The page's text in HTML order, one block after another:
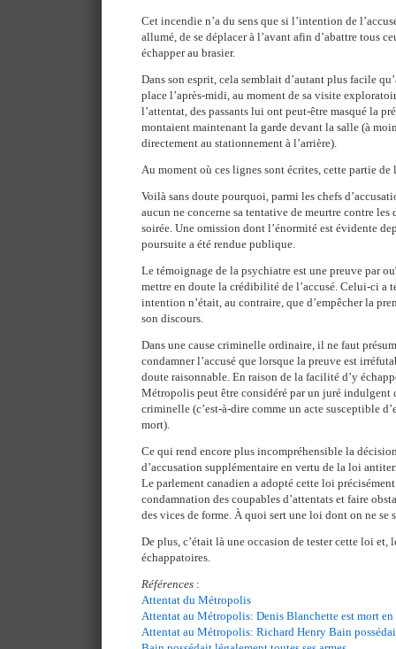
Cet incendie n’a du sens que si l’intention de
allumé, de se déplacer à l’avant afin d’abattre tous
échapper au brasier.
Dans son esprit, cela semblait d’autant plus facile
place l’après-midi, au moment de sa visite
l’attentat, des passants lui ont peut-être masqué la
montaient maintenant la garde devant la salle (à
directement au stationnement à l’arrière).
Au moment où ces lignes sont écrites, cette partie de
Voilà sans doute pourquoi, parmi les chefs
aucun ne concerne sa tentative de meurtre contre
soirée. Une omission dont l’énormité est évidente
poursuite a été rendue publique.
Le témoignage de la psychiatre est une preuve par
mettre en doute la crédibilité de l’accusé. Celui-ci a
intention n’était, au contraire, que d’empêcher la
son discours.
Dans une cause criminelle ordinaire, il ne faut
condamner l’accusé que lorsque la preuve est
doute raisonnable. En raison de la facilité d’y
Métropolis peut être considéré par un juré indulgent
criminelle (c’est-à-dire comme un acte susceptible
mort).
Ce qui rend encore plus incompréhensible la
d’accusation supplémentaire en vertu de la loi
Le parlement canadien a adopté cette loi
condamnation des coupables d’attentats et faire
des vices de forme. À quoi sert une loi dont on ne se
De plus, c’était là une occasion de tester cette loi et,
échappatoires.
Références :
Attentat du Métropolis
Attentat au Métropolis: Denis Blanchette est mort en
Attentat au Métropolis: Richard Henry Bain